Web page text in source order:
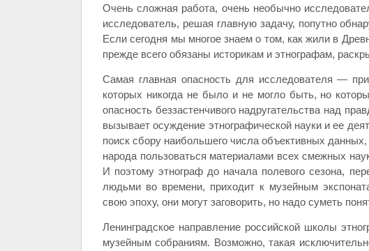
Очень сложная работа, очень необычно
исследователь, решая главную задачу, попутно
Если сегодня мы многое знаем о том, как жили в
прежде всего обязаны историкам и этнографам,
Самая главная опасность для исследователя —
которых никогда не было и не могло быть, но
опасность беззастенчивого надругательства над
вызывает осуждение этнографической науки и ее
поиск сбору наибольшего числа объективных
народа пользоваться материалами всех смежных
И поэтому этнограф до начала полевого сезона,
людьми во времени, приходит к музейным
свою эпоху, они могут заговорить, но надо суметь
Ленинградское направление российской школы
музейным собраниям. Возможно, такая